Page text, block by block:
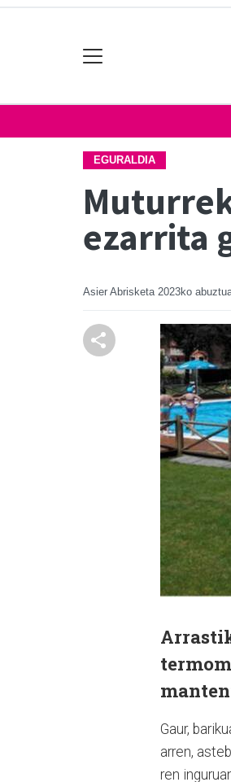
EGURALDIA
ezarrita
Asier Abrisketa 2023ko
Gaur,
arren,
ren